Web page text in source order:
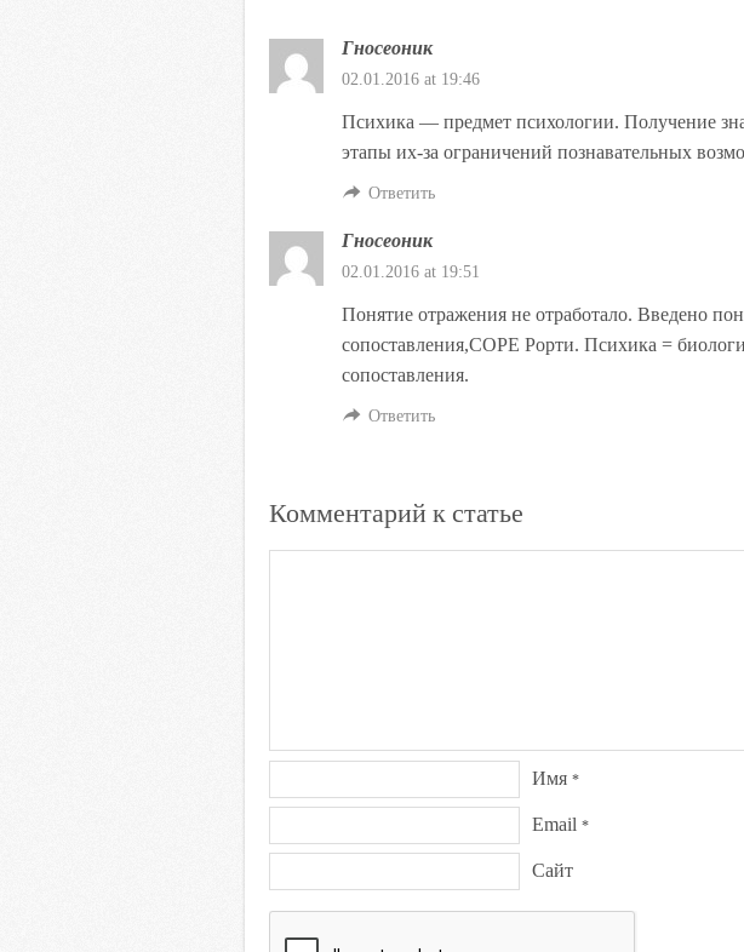
Гносеоник
02.01.2016 at 19:46
Психика — предмет психологии. Получение
этапы их-за ограничений познавательных
Ответить
Гносеоник
02.01.2016 at 19:51
Понятие отражения не отработало. Введено
сопоставления,COPE Рорти. Психика =
сопоставления.
Ответить
Комментарий к статье
Имя *
Email *
Сайт